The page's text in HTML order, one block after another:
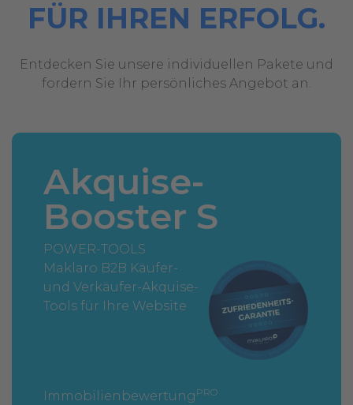
FÜR IHREN ERFOLG.
Entdecken Sie unsere individuellen Pakete und
fordern Sie Ihr persönliches Angebot an.
Akquise-
Booster S
POWER-TOOLS
Maklaro B2B Käufer-
und Verkäufer-Akquise-
Tools für Ihre Website
Immobilienbewertung PRO